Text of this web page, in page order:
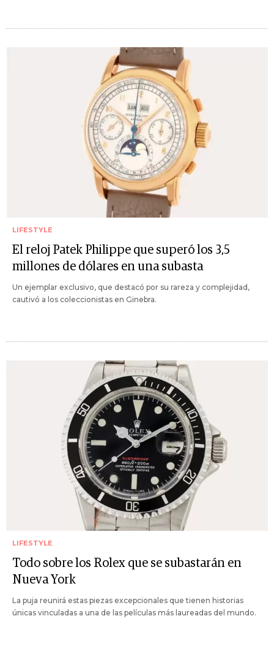
LIFESTYLE
El reloj Patek Philippe que superó los 3,5
millones de dólares en una subasta
Un ejemplar exclusivo, que destacó por su rareza y complejidad,
cautivó a los coleccionistas en Ginebra.
LIFESTYLE
Todo sobre los Rolex que se subastarán en
Nueva York
La puja reunirá estas piezas excepcionales que tienen historias
únicas vinculadas a una de las películas más laureadas del mundo.